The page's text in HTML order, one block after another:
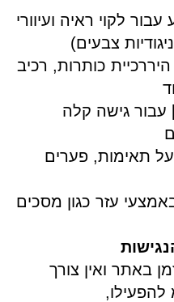
לקוי ראיה ועיוורי
צבעים)
כותרות, רכיב
עבור גישה קלה
תאימות, פערים
עזר כגון מסכים
באתר ואין צורך